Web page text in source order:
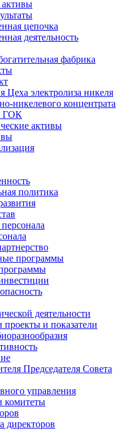
цепочка
деятельность
фабрика
Цеха электролиза никеля
никелевого концентрата
ГОК
активы
политика
программы
деятельности
проекты и показатели
Председателя Совета
управления
комитеты
директоров